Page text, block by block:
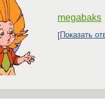
megabaks
Показать